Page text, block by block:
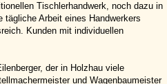
Tischlerhandwerk, noch dazu in
Arbeit eines Handwerkers
Kunden mit individuellen
der in Holzhau viele
und Wagenbaumeister